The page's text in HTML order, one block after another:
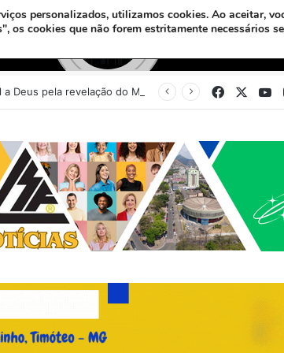
Facebook
personalizados, utilizamos cookies. Ao aceitar,
os cookies que não forem estritamente necessários